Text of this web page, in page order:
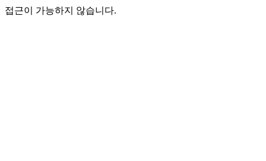
접근이 가능하지 않습니다.